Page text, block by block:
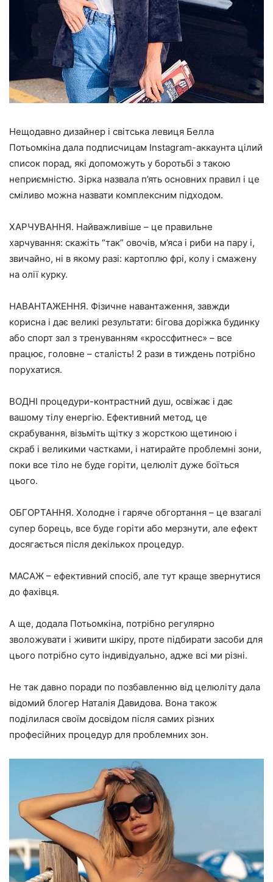
Нещодавно дизайнер і світська левиця Белла
Потьомкіна дала подписчицам Instagram-аккаунта цілий
список порад, які допоможуть у боротьбі з такою
неприємністю. Зірка назвала п’ять основних правил і це
сміливо можна назвати комплексним підходом.
ХАРЧУВАННЯ. Найважливіше – це правильне
харчування: скажіть “так” овочів, м’яса і риби на пару і,
звичайно, ні в якому разі: картоплю фрі, колу і смажену
на олії курку.
НАВАНТАЖЕННЯ. Фізичне навантаження, завжди
корисна і дає великі результати: бігова доріжка будинку
або спорт зал з тренуванням «кроссфитнес» – все
працює, головне – сталість! 2 рази в тиждень потрібно
порухатися.
ВОДНІ процедури-контрастний душ, освіжає і дає
вашому тілу енергію. Ефективний метод, це
скрабування, візьміть щітку з жорсткою щетиною і
скраб і великими частками, і натирайте проблемні зони,
поки все тіло не буде горіти, целюліт дуже боїться
цього.
ОБГОРТАННЯ. Холодне і гаряче обгортання – це взагалі
супер борець, все буде горіти або мерзнути, але ефект
досягається після декількох процедур.
МАСАЖ – ефективний спосіб, але тут краще звернутися
до фахівця.
А ще, додала Потьомкіна, потрібно регулярно
зволожувати і живити шкіру, проте підбирати засоби для
цього потрібно суто індивідуально, адже всі ми різні.
Не так давно поради по позбавленню від целюліту дала
відомий блогер Наталія Давидова. Вона також
поділилася своїм досвідом після самих різних
професійних процедур для проблемних зон.